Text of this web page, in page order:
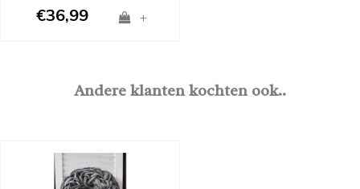
€36,99 +
Andere klanten kochten ook..